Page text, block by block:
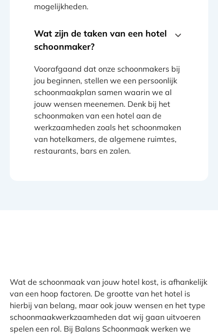
mogelijkheden.
Wat zijn de taken van een hotel
schoonmaker?
Voorafgaand dat onze schoonmakers bij
jou beginnen, stellen we een persoonlijk
schoonmaakplan samen waarin we al
jouw wensen meenemen. Denk bij het
schoonmaken van een hotel aan de
werkzaamheden zoals het schoonmaken
van hotelkamers, de algemene ruimtes,
restaurants, bars en zalen.
Wat de schoonmaak van jouw hotel kost, is afhankelijk
van een hoop factoren. De grootte van het hotel is
hierbij van belang, maar ook jouw wensen en het type
schoonmaakwerkzaamheden dat wij gaan uitvoeren
spelen een rol. Bij Balans Schoonmaak werken we